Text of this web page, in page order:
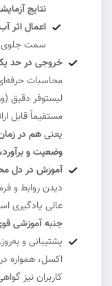
نتایج
اعمال اثر
سمت جلوی
خروجی در حد
محاسبات
لیستوفر دقیق
مستقیماً قابل
یعنیهم در
وضعیت و
آموزش در دل
دیدن روابط و
عالی یادگیری
جنبه آموزشی
پشتیبانی و
اکسل، همواره
کاربران نیز